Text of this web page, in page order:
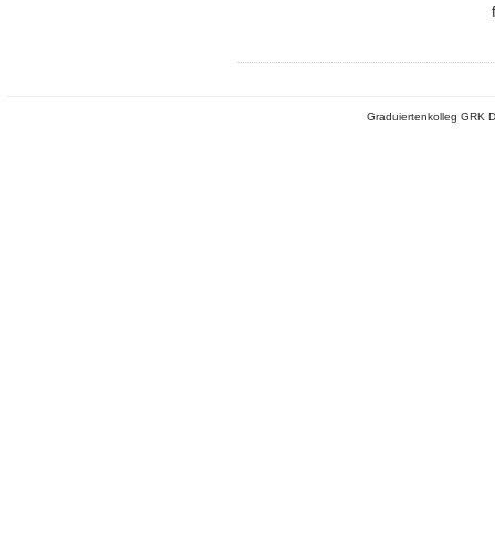
Graduiertenkolleg GRK